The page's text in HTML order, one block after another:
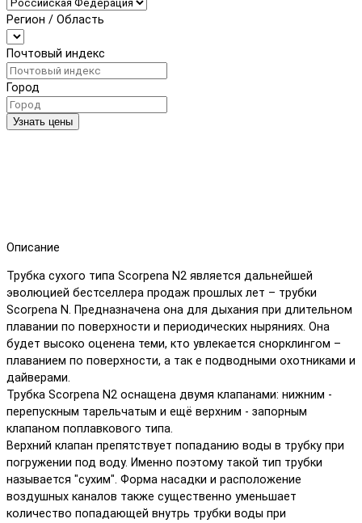
Регион / Область
Почтовый индекс
Город
Узнать цены
Описание
Трубка сухого типа Scorpena N2 является дальнейшей
эволюцией бестселлера продаж прошлых лет – трубки
Scorpena N. Предназначена она для дыхания при длительном
плавании по поверхности и периодических ныряниях. Она
будет высоко оценена теми, кто увлекается снорклингом –
плаванием по поверхности, а так е подводными охотниками и
дайверами.
Трубка Scorpena N2 оснащена двумя клапанами: нижним -
перепускным тарельчатым и ещё верхним - запорным
клапаном поплавкового типа.
Верхний клапан препятствует попаданию воды в трубку при
погружении под воду. Именно поэтому такой тип трубки
называется "сухим". Форма насадки и расположение
воздушных каналов также существенно уменьшает
количество попадающей внутрь трубки воды при